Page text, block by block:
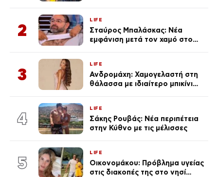
2
LIFE
Σταύρος Μπαλάσκας: Νέα
εμφάνιση μετά τον χαμό στο
3
LIFE
Ανδρομάχη: Χαμογελαστή στη
θάλασσα με ιδιαίτερο μπικίνι
4
LIFE
Σάκης Ρουβάς: Νέα περιπέτεια
στην Κύθνο με τις μέλισσες
5
LIFE
Οικονομάκου: Πρόβλημα υγείας
στις διακοπές της στο νησί